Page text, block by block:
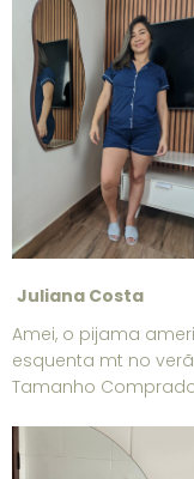
Juliana Costa
Amei, o pijama
esquenta mt no
Tamanho